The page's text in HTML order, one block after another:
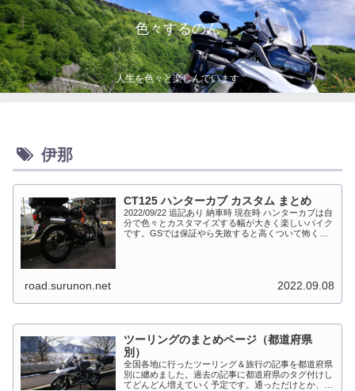
色々するのん
人生を色々と楽しんでいます
伊那
CT125 ハンターカブ カスタム まとめ
2022/09/22 追記あり 納車時 現在時 ハンターカブは自
分で色々とカスタマイズする幅が大きく楽しいバイク
です。GSでは保証やら失敗すると高くついて怖くて
road.surunon.net 2022.09.08
ツーリングのまとめページ（都道府県
別）
全国各地に行ったツーリング＆旅行の記事を都道府県
別に纏めました。過去の記事に都道府県のタグ付けし
てどんどん増えていく予定です。通っただけとか、中